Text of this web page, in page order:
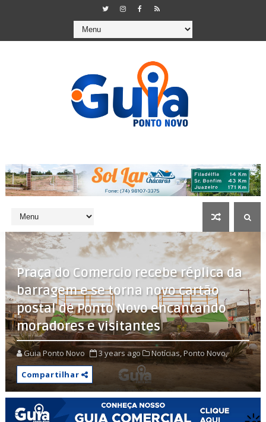
Praça do Comercio recebe réplica da
barragem e se torna novo cartão
postal de Ponto Novo encantando
moradores e visitantes
Guia Ponto Novo 3 years ago Notícias,Ponto Novo,
Compartilhar